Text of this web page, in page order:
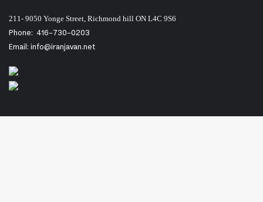
211- 9050 Yonge Street, Richmond hill ON L4C 9S6
Phone: 416-730-0203
Email: info@iranjavan.net